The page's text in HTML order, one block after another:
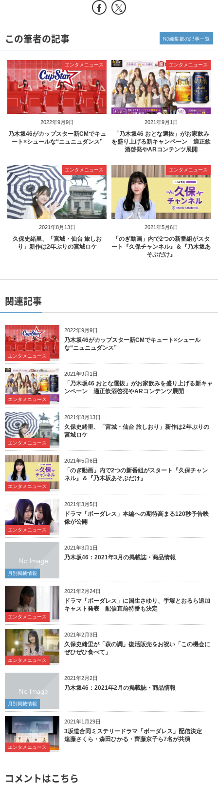
この筆者の記事
2022年9月9日
エンタメニュース
乃木坂46がカップスター新CMでキュ
ート×シュールな“ニュニュダンス”
2021年9月1日
エンタメニュース
「乃木坂46 おとな選抜」がお家飲み
を盛り上げる新キャンペーン 適正飲
酒啓発やARコンテンツ展開
2021年8月13日
エンタメニュース
久保史緒里、「宮城・仙台 旅しお
り」新作は2年ぶりの宮城ロケ
2021年5月6日
エンタメニュース
「のぎ動画」内で2つの新番組がスタ
ート『久保チャンネル』＆『乃木坂あ
そぶだけ』
NJ編集部の記事一覧
関連記事
2022年9月9日
エンタメニュース
乃木坂46がカップスター新CMでキュート×シュール
な“ニュニュダンス”
2021年9月1日
エンタメニュース
「乃木坂46 おとな選抜」がお家飲みを盛り上げる新キャ
ンペーン 適正飲酒啓発やARコンテンツ展開
2021年8月13日
エンタメニュース
久保史緒里、「宮城・仙台 旅しおり」新作は2年ぶりの
宮城ロケ
2021年5月6日
エンタメニュース
「のぎ動画」内で2つの新番組がスタート『久保チャン
ネル』＆『乃木坂あそぶだけ』
2021年3月5日
エンタメニュース
ドラマ「ボーダレス」本編への期待高まる120秒予告映
像が公開
2021年3月1日
月別掲載情報
乃木坂46：2021年3月の掲載誌・商品情報
2021年2月24日
エンタメニュース
ドラマ「ボーダレス」に国生さゆり、手塚とおるら追加
キャスト発表 配信直前特番も決定
2021年2月3日
エンタメニュース
久保史緒里が「萩の調」復活販売をお祝い「この機会に
ぜひぜひ食べて」
2021年2月2日
月別掲載情報
乃木坂46：2021年2月の掲載誌・商品情報
2021年1月29日
エンタメニュース
3坂道合同ミステリードラマ「ボーダレス」配信決定
遠藤さくら・森田ひかる・齊藤京子ら7名が共演
コメントはこちら